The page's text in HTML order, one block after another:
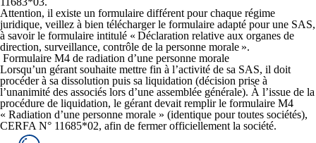
Attention, il existe un formulaire différent pour chaque régime
juridique, veillez à bien télécharger le formulaire adapté pour une SAS,
à savoir le formulaire intitulé « Déclaration relative aux organes de
direction, surveillance, contrôle de la personne morale ».
Formulaire M4 de radiation d’une personne morale
Lorsqu’un gérant souhaite mettre fin à l’activité de sa SAS, il doit
procéder à sa dissolution puis sa liquidation (décision prise à
l’unanimité des associés lors d’une assemblée générale). À l’issue de la
procédure de liquidation, le gérant devait remplir le formulaire M4
« Radiation d’une personne morale » (identique pour toutes sociétés),
CERFA N° 11685*02, afin de fermer officiellement la société.